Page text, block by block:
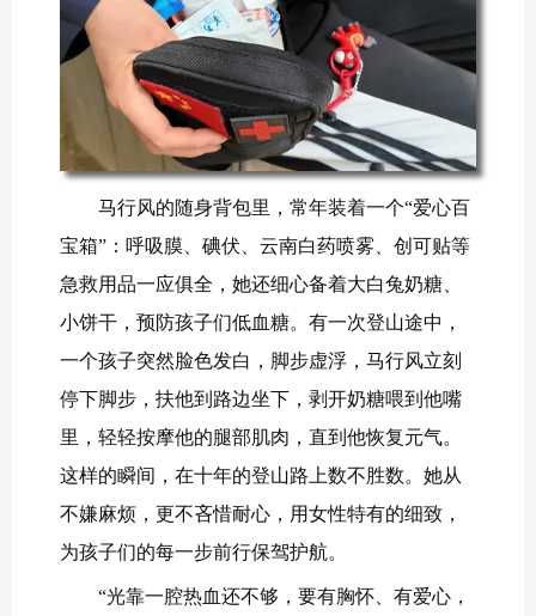
马行风的随身背包里，常年装着一个“爱心百
宝箱”：呼吸膜、碘伏、云南白药喷雾、创可贴等
急救用品一应俱全，她还细心备着大白兔奶糖、
小饼干，预防孩子们低血糖。有一次登山途中，
一个孩子突然脸色发白，脚步虚浮，马行风立刻
停下脚步，扶他到路边坐下，剥开奶糖喂到他嘴
里，轻轻按摩他的腿部肌肉，直到他恢复元气。
这样的瞬间，在十年的登山路上数不胜数。她从
不嫌麻烦，更不吝惜耐心，用女性特有的细致，
为孩子们的每一步前行保驾护航。
“光靠一腔热血还不够，要有胸怀、有爱心，